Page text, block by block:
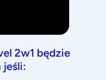
2w1 będzie
jeśli: